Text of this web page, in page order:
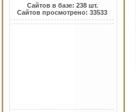
Сайтов в базе: 238 шт.
Сайтов просмотрено: 33533